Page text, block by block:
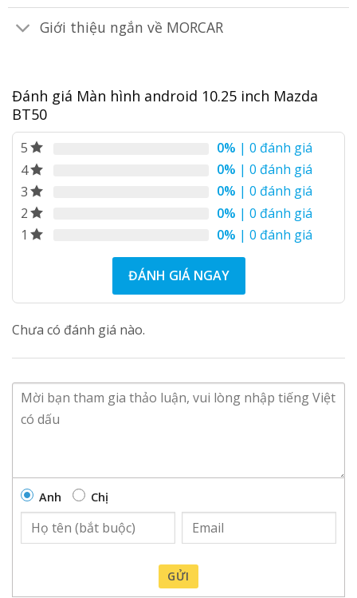
Giới thiệu ngắn về MORCAR
Đánh giá Màn hình android 10.25 inch Mazda
BT50
5 0% | 0 đánh giá
4
0% | 0 đánh giá
3
0% | 0 đánh giá
2
0% | 0 đánh giá
1
0% | 0 đánh giá
ĐÁNH GIÁ NGAY
Chưa có đánh giá nào.
Anh Chị
GỬI